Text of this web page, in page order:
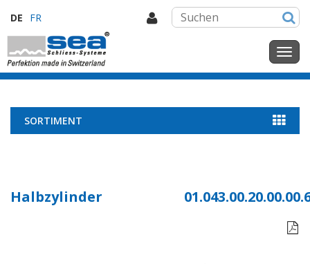
DE FR
SORTIMENT
Halbzylinder
